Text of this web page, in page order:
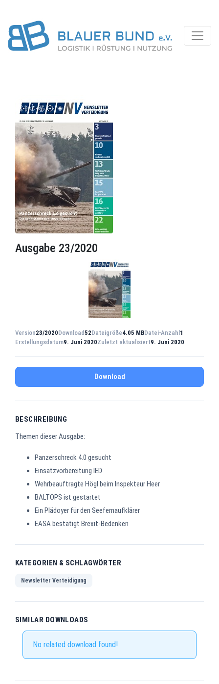
Ausgabe 23/2020
Version23/2020Download52Dateigröße4.05 MBDatei-Anzahl 1
Erstellungsdatum9. Juni 2020Zuletzt aktualisiert9. Juni 2020
Download
BESCHREIBUNG
Themen dieser Ausgabe:
Panzerschreck 4.0 gesucht
Einsatzvorbereitung IED
Wehrbeauftragte Högl beim Inspekteur Heer
BALTOPS ist gestartet
Ein Plädoyer für den Seefernaufklärer
EASA bestätigt Brexit-Bedenken
KATEGORIEN & SCHLAGWÖRTER
Newsletter Verteidigung
SIMILAR DOWNLOADS
No related download found!